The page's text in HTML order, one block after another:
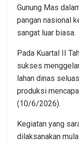
Gunung Mas
pangan nasional
sangat luar biasa.
Pada Kuartal II
sukses
lahan dinas
produksi
(10/6/2026).
Kegiatan yang
dilaksanakan